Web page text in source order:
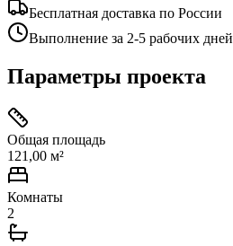
Бесплатная доставка по России
Выполнение за 2-5 рабочих дней
Параметры проекта
Общая площадь
121,00 м²
Комнаты
2